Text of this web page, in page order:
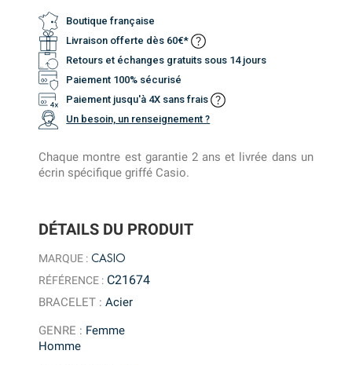
DÉTAILS DU PRODUIT
MARQUE : CASIO
RÉFÉRENCE : C21674
BRACELET :Acier
GENRE : Femme
Homme
Boutique française
Livraison offerte dès 60€*
Retours et échanges gratuits sous 14 jours
Paiement 100% sécurisé
Paiement jusqu'à 4X sans frais
Un besoin, un renseignement ?
Chaque montre est garantie 2 ans et livrée dans un
écrin spécifique griffé Casio.